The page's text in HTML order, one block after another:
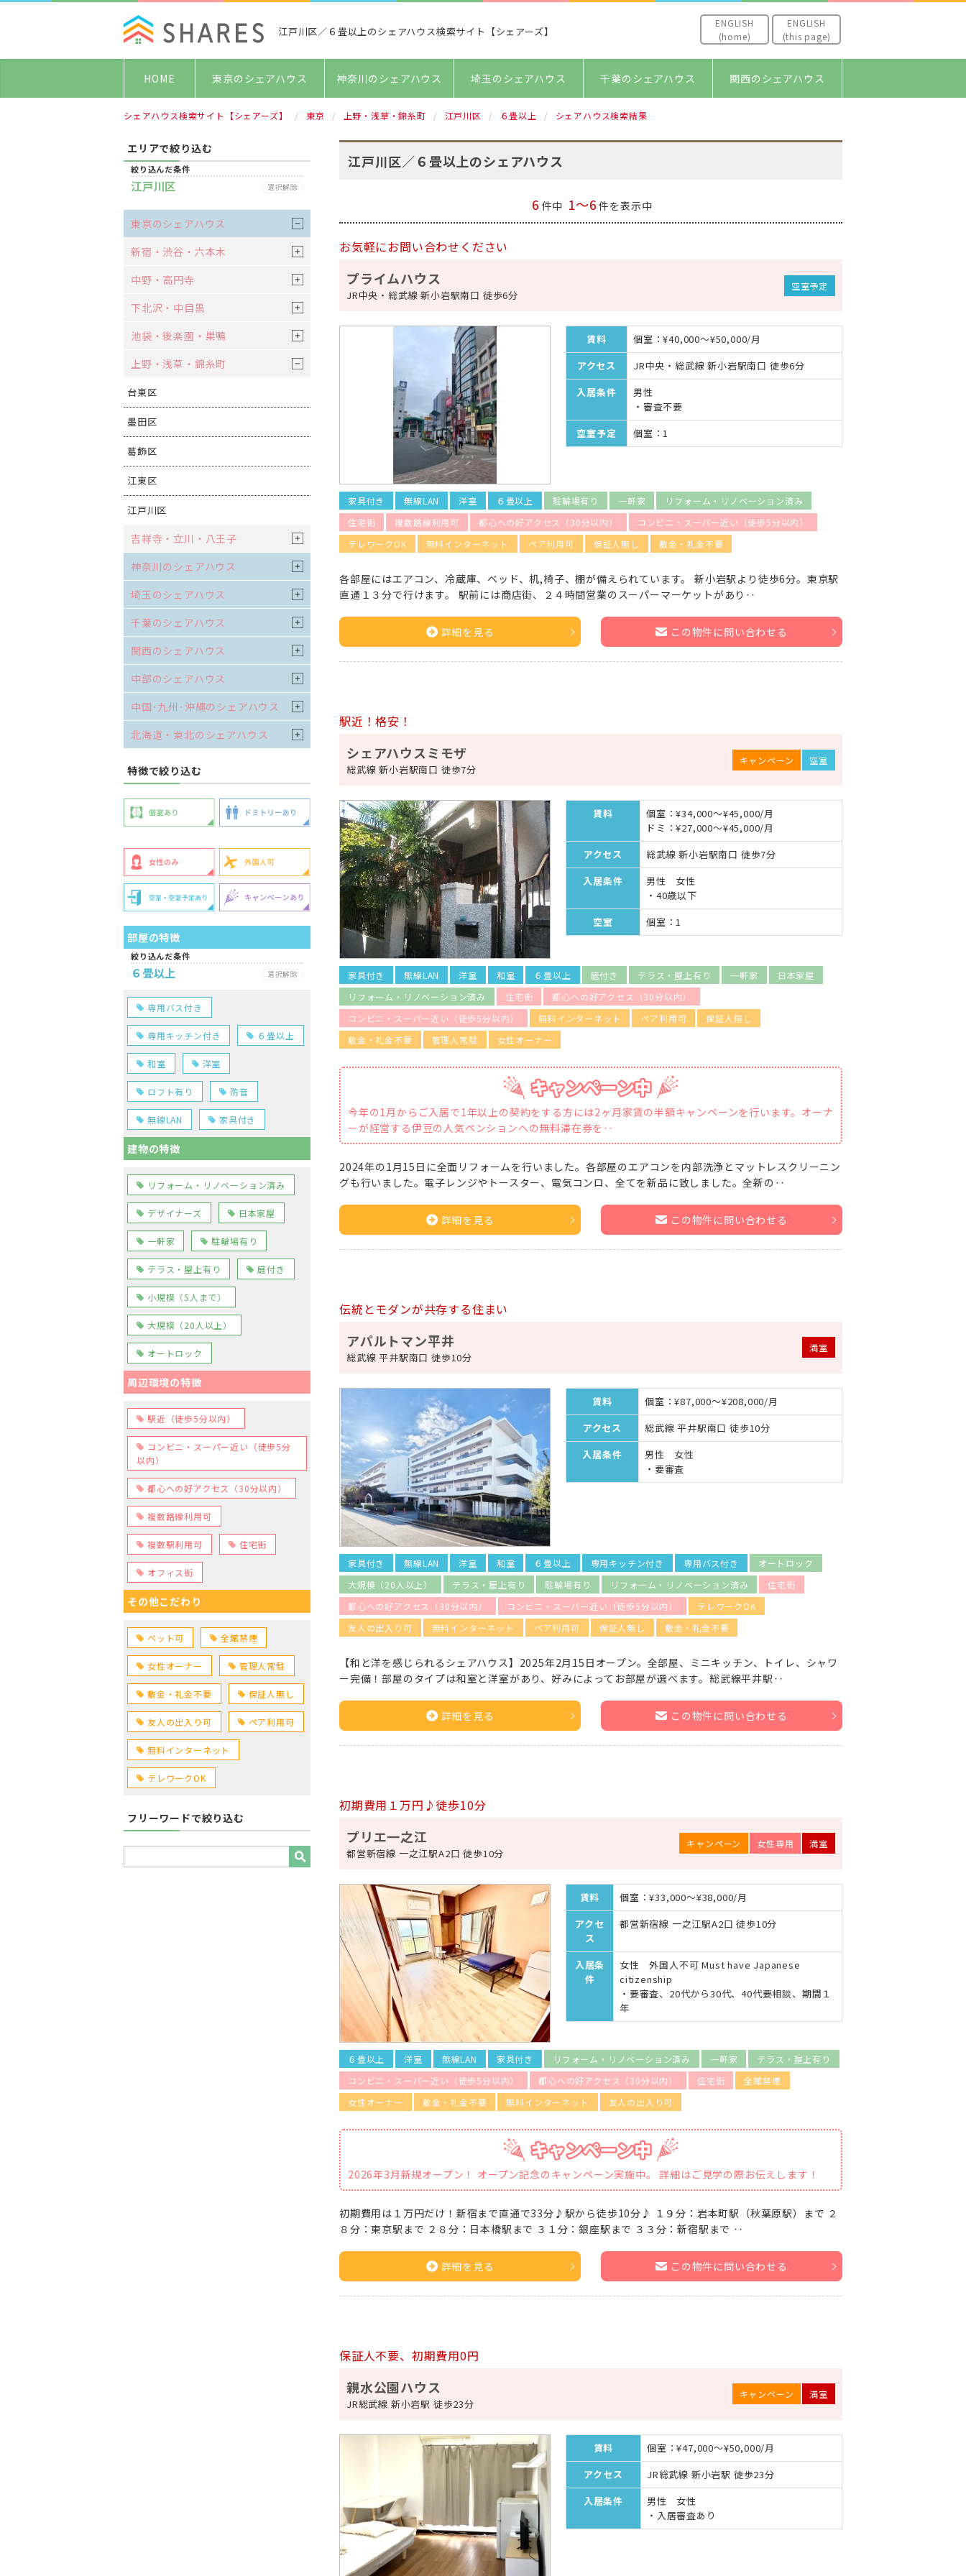
江戸川区／６畳以上のシェアハウス検索サイト【シェアーズ】
ENGLISH
(home)
ENGLISH
(this page)
HOME 東京のシェアハウス 神奈川のシェアハウス 埼玉のシェアハウス 千葉のシェアハウス 関西のシェアハウス
シェアハウス検索サイト【シェアーズ】 東京 上野・浅草・錦糸町 江戸川区 ６畳以上 シェアハウス検索結果
エリアで絞り込む
絞り込んだ条件
江戸川区 選択解除
東京のシェアハウス
新宿・渋谷・六本木
中野・高円寺
下北沢・中目黒
池袋・後楽園・巣鴨
上野・浅草・錦糸町
台東区
墨田区
葛飾区
江東区
江戸川区
吉祥寺・立川・八王子
神奈川のシェアハウス
埼玉のシェアハウス
千葉のシェアハウス
関西のシェアハウス
中部のシェアハウス
中国･九州･沖縄のシェアハウス
北海道・東北のシェアハウス
特徴で絞り込む
部屋の特徴
絞り込んだ条件
６畳以上 選択解除
専用バス付き
専用キッチン付き ６畳以上
和室 洋室
ロフト有り 防音
無線LAN 家具付き
建物の特徴
リフォーム・リノベーション済み
デザイナーズ 日本家屋
一軒家 駐輪場有り
テラス・屋上有り 庭付き
小規模（5人まで）
大規模（20人以上）
オートロック
周辺環境の特徴
駅近（徒歩5分以内）
コンビニ・スーパー近い（徒歩5分
以内）
都心への好アクセス（30分以内）
複数路線利用可
複数駅利用可 住宅街
オフィス街
その他こだわり
ペット可 全館禁煙
女性オーナー 管理人常駐
敷金・礼金不要 保証人無し
友人の出入り可 ペア利用可
無料インターネット
テレワークOK
フリーワードで絞り込む
江戸川区／６畳以上のシェアハウス
6 件中 1～6 件を表示中
お気軽にお問い合わせください
プライムハウス
JR中央・総武線 新小岩駅南口 徒歩6分
空室予定
賃料
個室：¥40,000～¥50,000/月
アクセス
JR中央・総武線 新小岩駅南口 徒歩6分
入居条件
男性
・審査不要
空室予定
個室：1
家具付き 無線LAN 洋室 ６畳以上 駐輪場有り 一軒家
リフォーム・リノベーション済み
住宅街
複数路線利用可 都心への好アクセス（30分以内）
コンビニ・スーパー近い（徒歩5分以内）
テレワークOK
無料インターネット ペア利用可 保証人無し 敷金・礼金不要
各部屋にはエアコン、冷蔵庫、ベッド、机,椅子、棚が備えられています。 新小岩駅より徒歩6分。東京駅
直通１３分で行けます。 駅前には商店街、２４時間営業のスーパーマーケットがあり‥
詳細を見る この物件に問い合わせる
駅近！格安！
シェアハウスミモザ
総武線 新小岩駅南口 徒歩7分
キャンペーン 空室
賃料
個室：¥34,000～¥45,000/月
ドミ：¥27,000～¥45,000/月
アクセス
総武線 新小岩駅南口 徒歩7分
入居条件
男性 女性
・40歳以下
空室
個室：1
家具付き 無線LAN 洋室 和室 ６畳以上 庭付き テラス・屋上有り 一軒家
日本家屋
リフォーム・リノベーション済み
住宅街
都心への好アクセス（30分以内）
コンビニ・スーパー近い（徒歩5分以内）
無料インターネット ペア利用可
保証人無し
敷金・礼金不要
管理人常駐 女性オーナー
今年の1月からご入居で1年以上の契約をする方には2ヶ月家賃の半額キャンペーンを行います。オーナ
ーが経営する伊豆の人気ペンションへの無料滞在券を‥
2024年の1月15日に全面リフォームを行いました。各部屋のエアコンを内部洗浄とマットレスクリーニン
グも行いました。電子レンジやトースター、電気コンロ、全てを新品に致しました。全新の‥
詳細を見る この物件に問い合わせる
伝統とモダンが共存する住まい
アパルトマン平井
総武線 平井駅南口 徒歩10分
満室
賃料
個室：¥87,000～¥208,000/月
アクセス
総武線 平井駅南口 徒歩10分
入居条件
男性 女性
・要審査
家具付き 無線LAN 洋室 和室 ６畳以上 専用キッチン付き 専用バス付き
オートロック
大規模（20人以上）
テラス・屋上有り 駐輪場有り リフォーム・リノベーション済み
住宅街
都心への好アクセス（30分以内）
コンビニ・スーパー近い（徒歩5分以内）
テレワークOK
友人の出入り可
無料インターネット ペア利用可 保証人無し 敷金・礼金不要
【和と洋を感じられるシェアハウス】2025年2月15日オープン。全部屋、ミニキッチン、トイレ、シャワ
ー完備！部屋のタイプは和室と洋室があり、好みによってお部屋が選べます。総武線平井駅‥
詳細を見る この物件に問い合わせる
初期費用１万円♪徒歩10分
プリエ一之江
都営新宿線 一之江駅A2口 徒歩10分
キャンペーン 女性専用 満室
賃料
個室：¥33,000～¥38,000/月
アクセ
ス
都営新宿線 一之江駅A2口 徒歩10分
入居条
件
女性 外国人不可 Must have Japanese
citizenship
・要審査、20代から30代、40代要相談、期間１
年
６畳以上 洋室 無線LAN 家具付き リフォーム・リノベーション済み 一軒家
テラス・屋上有り
コンビニ・スーパー近い（徒歩5分以内）
都心への好アクセス（30分以内） 住宅街
全館禁煙
女性オーナー
敷金・礼金不要 無料インターネット 友人の出入り可
2026年3月新規オープン！ オープン記念のキャンペーン実施中。 詳細はご見学の際お伝えします！
初期費用は１万円だけ！新宿まで直通で33分♪駅から徒歩10分♪ １９分：岩本町駅（秋葉原駅）まで ２
８分：東京駅まで ２８分：日本橋駅まで ３１分：銀座駅まで ３３分：新宿駅まで ‥
詳細を見る この物件に問い合わせる
保証人不要、初期費用0円
親水公園ハウス
JR総武線 新小岩駅 徒歩23分
キャンペーン 満室
賃料
個室：¥47,000～¥50,000/月
アクセス
JR総武線 新小岩駅 徒歩23分
入居条件
男性 女性
・入居審査あり